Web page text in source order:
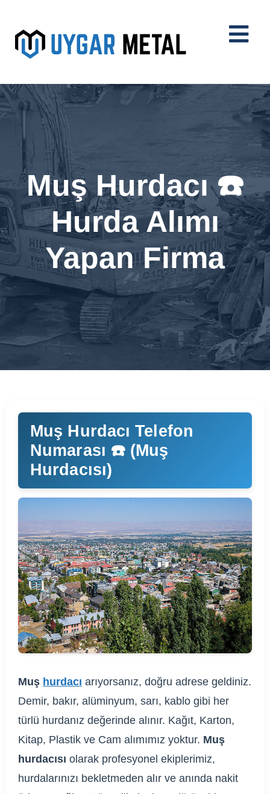
Muş Hurdacı ☎️
Hurda Alımı
Yapan Firma
Muş Hurdacı Telefon
Numarası ☎️ (Muş
Hurdacısı)
Muş hurdacı arıyorsanız, doğru adrese geldiniz.
Demir, bakır, alüminyum, sarı, kablo gibi her
türlü hurdanız değerinde alınır. Kağıt, Karton,
Kitap, Plastik ve Cam alımımız yoktur. Muş
hurdacısı olarak profesyonel ekiplerimiz,
hurdalarınızı bekletmeden alır ve anında nakit